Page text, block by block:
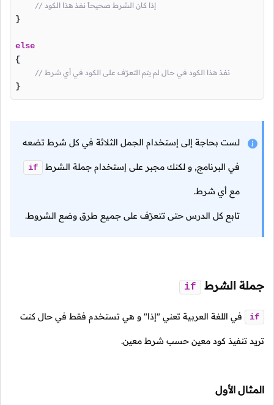
// إذا كان الشرط صحيحاً نفذ هذا الكود
}
else
{
// نفذ هذا الكود في حال لم يتم التعرّف على الكود في أي شرط
}
لست بحاجة إلى إستخدام الجمل الثلاثة في كل شرط تضعه
في البرنامج, و لكنك مجبر على إستخدام جملة الشرط if
مع أي شرط.
تابع كل الدرس حتى تتعرّف على جميع طرق وضع الشروط.
جملة الشرط if
if في اللغة العربية تعني "إذا" و هي تستخدم فقط في حال كنت
تريد تنفيذ كود معين حسب شرط معين.
المثال الأول